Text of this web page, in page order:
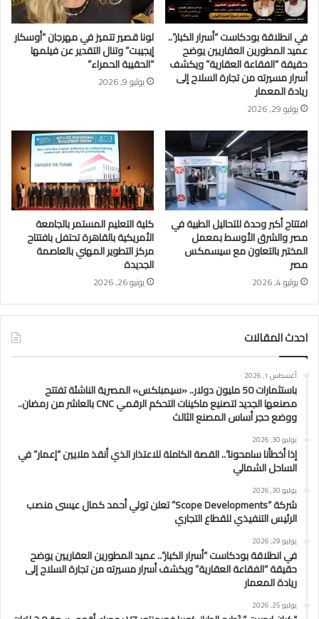
في انطلاقة بودكاست “أسرار الكبار”..
عميد المطورين العقاريين يوضح
حقيقة “الفقاعة العقارية” ويكشف
أسرار مسيرته من تجارة السلاح إلى
ريادة المعمار
يوليو 29, 2026
لونا قصير تتميز في مهرجان “أوسكار
إيجيبت” وتنال التقدير عن فيلمها
“الحقيبة الحمراء”
يوليو 9, 2026
افتتاح أكبر وحدة للتحاليل الطبية في
مصر والشرق الأوسط بمعمل
المختبر بالتعاون مع سيسمكس
مصر
يوليو 4, 2026
كلية التعليم المستمر بالجامعة
الأمريكية بالقاهرة تحتفل بافتتاح
مركز التطوير المهني بالعاصمة
الجديدة
يونيو 26, 2026
احدث المقالات
أغسطس 1, 2026
باستثمارات 50 مليون دولار.. «سيمبلكس» المصرية الناشئة تفتتح
مصنعها الجديد لتصنيع ماكينات التحكم الرقمي CNC بالعاشر من رمضان..
ووضع حجر أساس المصنع الثالث
يوليو 30, 2026
إذا أخطأنا سامحونا”.. القصة الكاملة للاعتذار الذي أنقذ ملايين “إعمار” في
الساحل الشمالي
يوليو 30, 2026
شركة “Scope Developments” تعلن تولي أحمد كمال عيسى منصب
الرئيس التنفيذي للقطاع التجاري
يوليو 29, 2026
في انطلاقة بودكاست “أسرار الكبار”.. عميد المطورين العقاريين يوضح
حقيقة “الفقاعة العقارية” ويكشف أسرار مسيرته من تجارة السلاح إلى
ريادة المعمار
يوليو 25, 2026